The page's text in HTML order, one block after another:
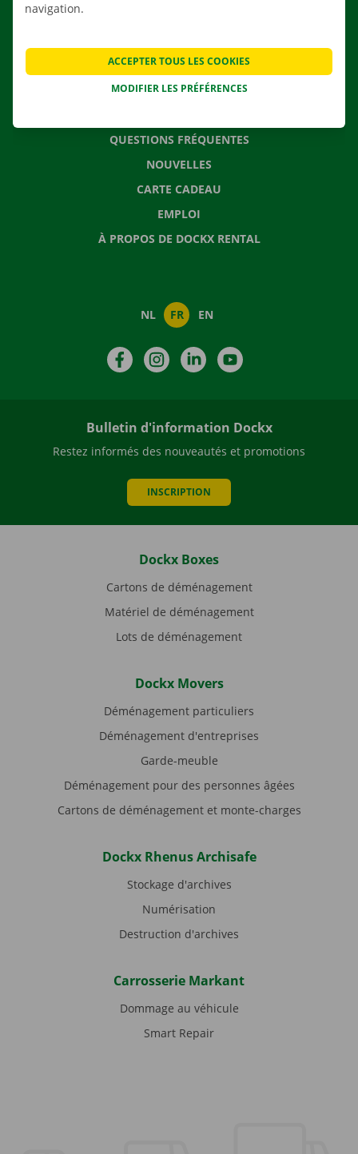
QUESTIONS FRÉQUENTES
NOUVELLES
CARTE CADEAU
EMPLOI
À PROPOS DE DOCKX RENTAL
NL FR EN
FacebookInstagramLinkedIn
Bulletin d'information Dockx
Restez informés des nouveautés et promotions
INSCRIPTION
Dockx Boxes
Cartons de déménagement
Matériel de déménagement
Lots de déménagement
Dockx Movers
Déménagement particuliers
Déménagement d'entreprises
Garde-meuble
Déménagement pour des personnes âgées
Cartons de déménagement et monte-charges
Dockx Rhenus Archisafe
Stockage d'archives
Numérisation
Destruction d'archives
Carrosserie Markant
Dommage au véhicule
Smart Repair
navigation.
MODIFIER LES PRÉFÉRENCES
ACCEPTER TOUS LES COOKIES